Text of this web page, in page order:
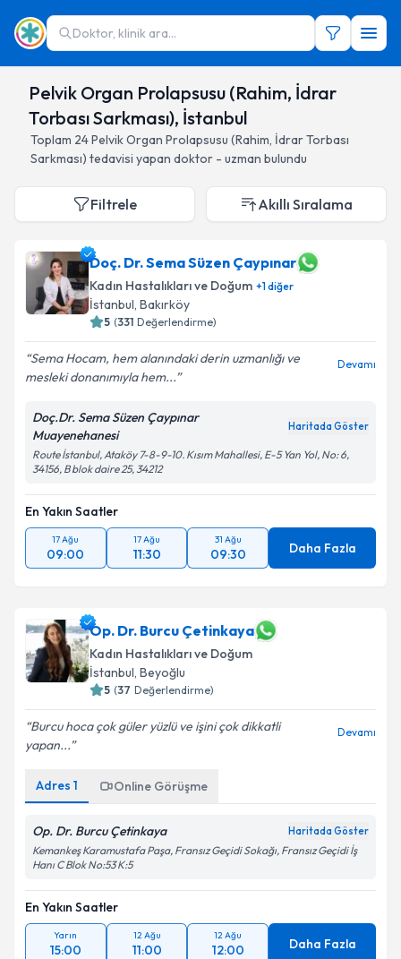
Doktor, klinik ara...
Pelvik Organ Prolapsusu (Rahim, İdrar
Torbası Sarkması), İstanbul
Toplam 24Pelvik Organ Prolapsusu (Rahim, İdrar Torbası
Sarkması) tedavisi yapan doktor - uzman bulundu
Filtrele Akıllı Sıralama
Doç. Dr. Sema Süzen Çaypınar
Kadın Hastalıkları ve Doğum +1diğer
İstanbul, Bakırköy
5 (331 Değerlendirme)
Sema Hocam, hem alanındaki derin uzmanlığı ve
mesleki donanımıyla hem...
Devamı
Doç.Dr. Sema Süzen Çaypınar
Muayenehanesi
Haritada Göster
Route İstanbul, Ataköy 7-8-9-10. Kısım Mahallesi, E-5 Yan Yol, No: 6,
34156, B blok daire 25, 34212
En Yakın Saatler
17 Ağu
09:00
17 Ağu
11:30
31 Ağu
09:30 Daha Fazla
Op. Dr. Burcu Çetinkaya
Kadın Hastalıkları ve Doğum
İstanbul, Beyoğlu
5 (37 Değerlendirme)
Burcu hoca çok güler yüzlü ve işini çok dikkatli
yapan...
Devamı
Adres 1 Online Görüşme
Op. Dr. Burcu Çetinkaya Haritada Göster
Kemankeş Karamustafa Paşa, Fransız Geçidi Sokağı, Fransız Geçidi İş
Hanı C Blok No:53 K:5
En Yakın Saatler
Yarın
15:00
12 Ağu
11:00
12 Ağu
12:00 Daha Fazla